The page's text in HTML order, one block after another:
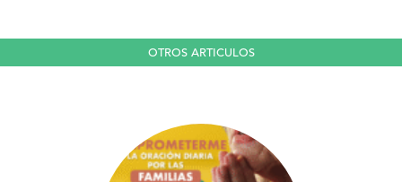
OTROS ARTICULOS